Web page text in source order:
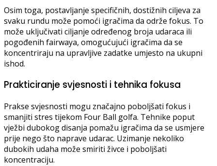
Osim toga, postavljanje specifičnih, dostižnih ciljeva za
svaku rundu može pomoći igračima da održe fokus. To
može uključivati ciljanje određenog broja udaraca ili
pogođenih fairwaya, omogućujući igračima da se
koncentriraju na upravljive zadatke umjesto na ukupni
ishod.
Prakticiranje svjesnosti i tehnika fokusa
Prakse svjesnosti mogu značajno poboljšati fokus i
smanjiti stres tijekom Four Ball golfa. Tehnike poput
vježbi dubokog disanja pomažu igračima da se usmjere
prije nego što naprave udarac. Uzimanje nekoliko
dubokih udaha može smiriti živce i poboljšati
koncentraciju.